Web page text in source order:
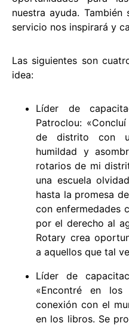
nuestra ayuda.
servicio nos inspirará y
Las siguientes son
idea:
Líder de
Patroclou:
de distrito con
humildad y
rotarios de mi
una escuela
hasta la promesa
con enfermedades
por el derecho al
Rotary crea
a aquellos que tal
Líder de
«Encontré en
conexión con el
en los libros. Se